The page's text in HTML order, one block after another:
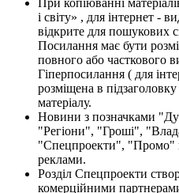
і світу» , для інтернет -
відкрите для пошукових
Посилання має бути
повного або часткового
Гіперпосилання ( для
розміщена в
матеріалу.
Новини з позначками
"Регіони", "Гроші",
"Спецпроекти", "Промо"
реклами.
Розділ Спецпроекти
комерційними